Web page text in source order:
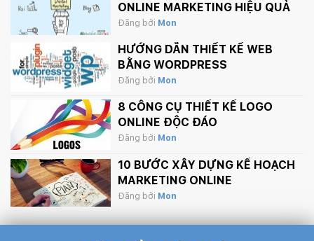
ONLINE MARKETING HIỆU QUẢ
Đăng bởi Mon
HƯỚNG DẪN THIẾT KẾ WEB
BẰNG WORDPRESS
Đăng bởi Mon
8 CÔNG CỤ THIẾT KẾ LOGO
ONLINE ĐỘC ĐÁO
Đăng bởi Mon
10 BƯỚC XÂY DỰNG KẾ HOẠCH
MARKETING ONLINE
Đăng bởi Mon